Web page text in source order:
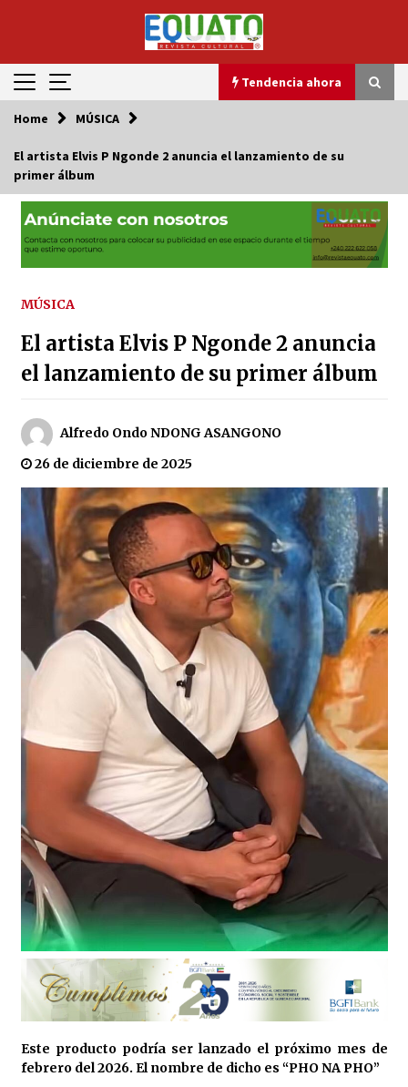
Tendencia ahora
Tendencia ahora
Transformador para la Cultura Africana
5 de abril de 2025
Miss y Mister Guinea Ecuatorial 2025 innova
Omal lanza la III edición del certamen infantil
«Remei Sipi Mayo»
4 de septiembre de 2025
Visita del Papa León XIV a Guinea Ecuatorial:
histórico
Arranca las inscripciones para el curso de
inglés en el Instituto Tecnológico de
Hidrocarburos de Guinea Ecuatorial
25 de septiembre de 2025
Jhonson Killer y Trisvola, destacadas
ausencias en un Muni Festival con muchas
novedades
28 de noviembre de 2025
Los fans de Madonna la demandan por iniciar
sus conciertos fuera de la hora anunciada
6 de junio de 2024
La incapacidad argumentativa, ¿un serio
problema en la sociedad ecuatoguineana?
11 de diciembre de 2025
Taylor Swift se convierte en la protagonista de
los MTV Vídeo Music Awards 2024
12 de septiembre de 2024
Cultura prevé organizar una conferencia
cultural
7 de marzo de 2025
La AAUCA de Djibloho será miembro de pleno
Africanas
23 de julio de 2025
Home MÚSICA
El artista Elvis P Ngonde 2 anuncia el lanzamiento de su
primer álbum
MÚSICA
El artista Elvis P Ngonde 2 anuncia
el lanzamiento de su primer álbum
Alfredo Ondo NDONG ASANGONO
26 de diciembre de 2025
Este producto podría ser lanzado el próximo mes de
febrero del 2026. El nombre de dicho es “PHO NA PHO”